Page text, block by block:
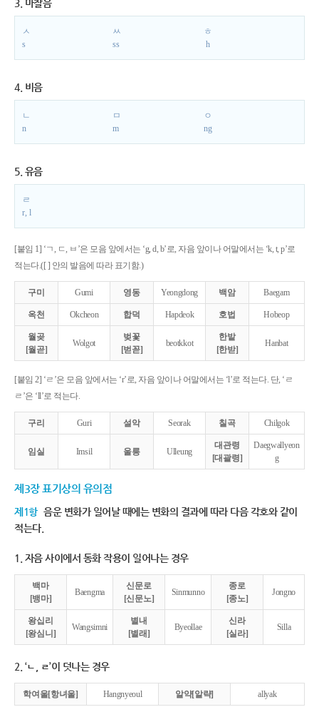
3. 마찰음
ㅅ
s
ㅆ
ss
ㅎ
h
4. 비음
ㄴ
n
ㅁ
m
ㅇ
ng
5. 유음
ㄹ
r, l
[붙임 1] ‘ㄱ, ㄷ, ㅂ’은 모음 앞에서는 ‘g, d, b’로, 자음 앞이나 어말에서는 ‘k, t, p’로
적는다.([ ] 안의 발음에 따라 표기함.)
구미 Gumi 영동 Yeongdong 백암 Baegam
옥천 Okcheon 합덕 Hapdeok 호법 Hobeop
월곶
[월곧]
Wolgot
벚꽃
[벋꼳]
beotkkot
한밭
[한받]
Hanbat
[붙임 2] ‘ㄹ’은 모음 앞에서는 ‘r’로, 자음 앞이나 어말에서는 ‘l’로 적는다. 단, ‘ㄹ
ㄹ’은 ‘ll’로 적는다.
구리 Guri 설악 Seorak 칠곡 Chilgok
임실 Imsil 울릉 Ulleung
대관령
[대괄령]
Daegwallyeon
g
제3장 표기상의 유의점
제1항 음운 변화가 일어날 때에는 변화의 결과에 따라 다음 각호와 같이
적는다.
1. 자음 사이에서 동화 작용이 일어나는 경우
백마
[뱅마]
Baengma
신문로
[신문노]
Sinmunno
종로
[종노]
Jongno
왕십리
[왕심니]
Wangsimni
별내
[별래]
Byeollae
신라
[실라]
Silla
2. ‘ㄴ, ㄹ’이 덧나는 경우
학여울[항녀울] Hangnyeoul 알약[알략] allyak